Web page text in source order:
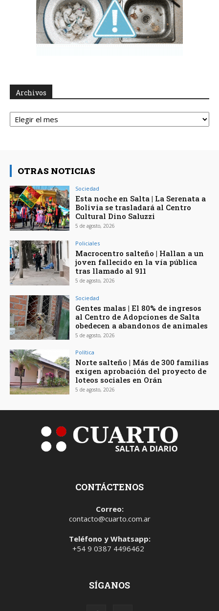
Archivos
Archivos
OTRAS NOTICIAS
Sociedad
Esta noche en Salta | La Serenata a
Bolivia se trasladará al Centro
Cultural Dino Saluzzi
5 de agosto, 2026
Policiales
Macrocentro salteño | Hallan a un
joven fallecido en la vía pública
tras llamado al 911
5 de agosto, 2026
Sociedad
Gentes malas | El 80% de ingresos
al Centro de Adopciones de Salta
obedecen a abandonos de animales
5 de agosto, 2026
Política
Norte salteño | Más de 300 familias
exigen aprobación del proyecto de
loteos sociales en Orán
5 de agosto, 2026
CONTÁCTENOS
Correo:
contacto@cuarto.com.ar
Teléfono y Whatsapp:
+54 9 0387 4496462
SÍGANOS